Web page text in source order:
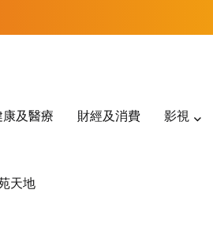
康及醫療 財經及消費 影視
天地